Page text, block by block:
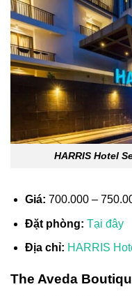
HARRIS Hotel
Giá: 700.000 –
Đặt phòng: Tại đây
Địa chỉ: HARRIS
The Aveda